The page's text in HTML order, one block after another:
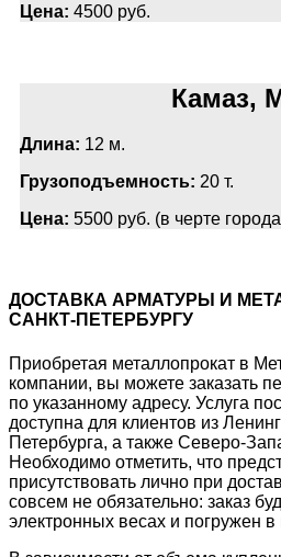
Цена: 4500 руб.
Камаз,
Длина: 12 м.
Грузоподъемность: 20 т.
Цена: 5500 руб. (в черте
ДОСТАВКА АРМАТУРЫ И
САНКТ-ПЕТЕРБУРГУ
Приобретая металлопрокат в
компании, вы можете заказать
по указанному адресу. Услуга
доступна для клиентов из
Петербурга, а также Северо-
Необходимо отметить, что
присутствовать лично при
совсем не обязательно: заказ
электронных весах и погружен